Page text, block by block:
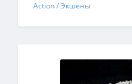
Action / Экшены